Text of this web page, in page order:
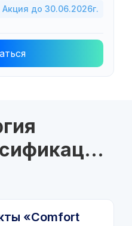
Акция до 30.06.2026г.
«Comfort